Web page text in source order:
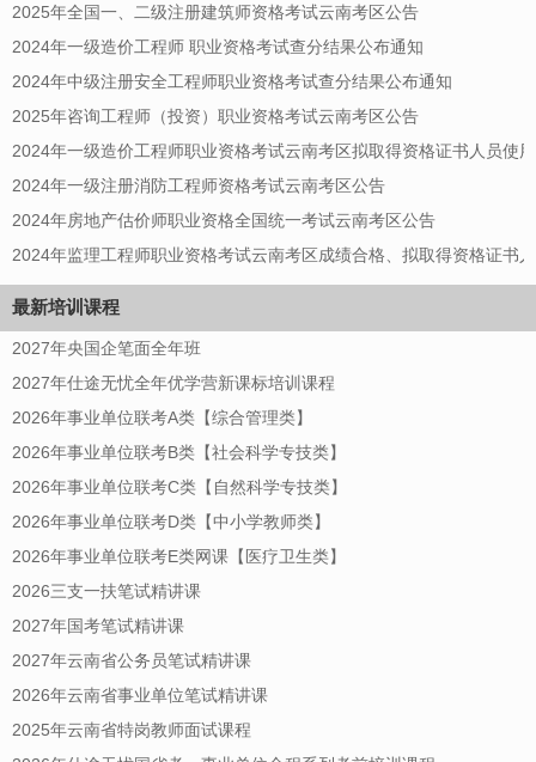
2025年全国一、二级注册建筑师资格考试云南考区公告
2024年一级造价工程师 职业资格考试查分结果公布通知
2024年中级注册安全工程师职业资格考试查分结果公布通知
2025年咨询工程师（投资）职业资格考试云南考区公告
2024年一级造价工程师职业资格考试云南考区拟取得资格证书人员使
2024年一级注册消防工程师资格考试云南考区公告
2024年房地产估价师职业资格全国统一考试云南考区公告
2024年监理工程师职业资格考试云南考区成绩合格、拟取得资格证书
最新培训课程
2027年央国企笔面全年班
2027年仕途无忧全年优学营新课标培训课程
2026年事业单位联考A类【综合管理类】
2026年事业单位联考B类【社会科学专技类】
2026年事业单位联考C类【自然科学专技类】
2026年事业单位联考D类【中小学教师类】
2026年事业单位联考E类网课【医疗卫生类】
2026三支一扶笔试精讲课
2027年国考笔试精讲课
2027年云南省公务员笔试精讲课
2026年云南省事业单位笔试精讲课
2025年云南省特岗教师面试课程